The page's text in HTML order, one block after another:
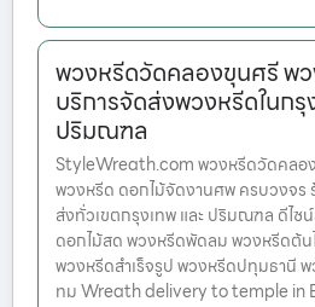
พวงหรีดวัดคลองขุนศรี พ
บริการจัดส่งพวงหรีดในกรุ
ปริมณฑล
StyleWreath.com พวงหรีดวัดคลอ
พวงหรีด ดอกไม้จัดงานศพ ครบวงจร
ส่งทั่วเขตกรุงเทพ และ ปริมณฑล ดีไซ
ดอกไม้สด พวงหรีดพัดลม พวงหรีดต้น
พวงหรีดสำเร็จรูป พวงหรีดปทุมธานี
ทม Wreath delivery to temple in